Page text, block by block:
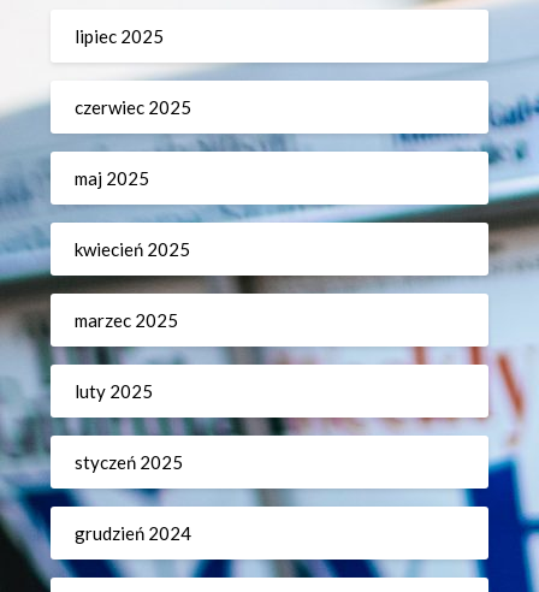
lipiec 2025
czerwiec 2025
maj 2025
kwiecień 2025
marzec 2025
luty 2025
styczeń 2025
grudzień 2024